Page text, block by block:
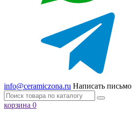
info@ceramiczona.ru Написать письмо
корзина 0